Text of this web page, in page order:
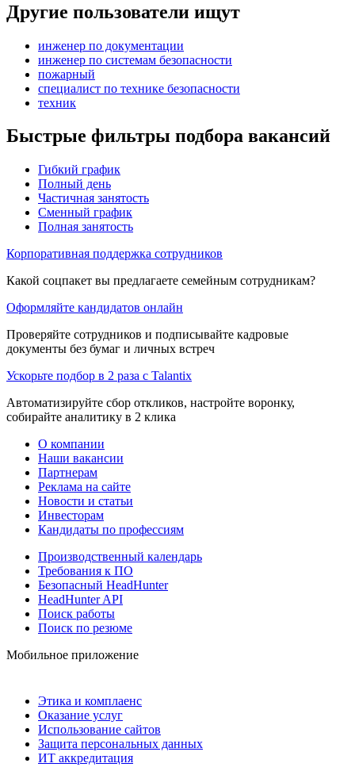
Другие пользователи ищут
инженер по документации
инженер по системам безопасности
пожарный
специалист по технике безопасности
техник
Быстрые фильтры подбора вакансий
Гибкий график
Полный день
Частичная занятость
Сменный график
Полная занятость
Корпоративная поддержка сотрудников
Какой соцпакет вы предлагаете семейным сотрудникам?
Оформляйте кандидатов онлайн
Проверяйте сотрудников и подписывайте кадровые
документы без бумаг и личных встреч
Ускорьте подбор в 2 раза с Talantix
Автоматизируйте сбор откликов, настройте воронку,
собирайте аналитику в 2 клика
О компании
Наши вакансии
Партнерам
Реклама на сайте
Новости и статьи
Инвесторам
Кандидаты по профессиям
Производственный календарь
Требования к ПО
Безопасный HeadHunter
HeadHunter API
Поиск работы
Поиск по резюме
Мобильное приложение
Этика и комплаенс
Оказание услуг
Использование сайтов
Защита персональных данных
ИТ аккредитация